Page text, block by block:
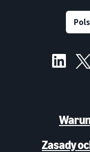
Zasady